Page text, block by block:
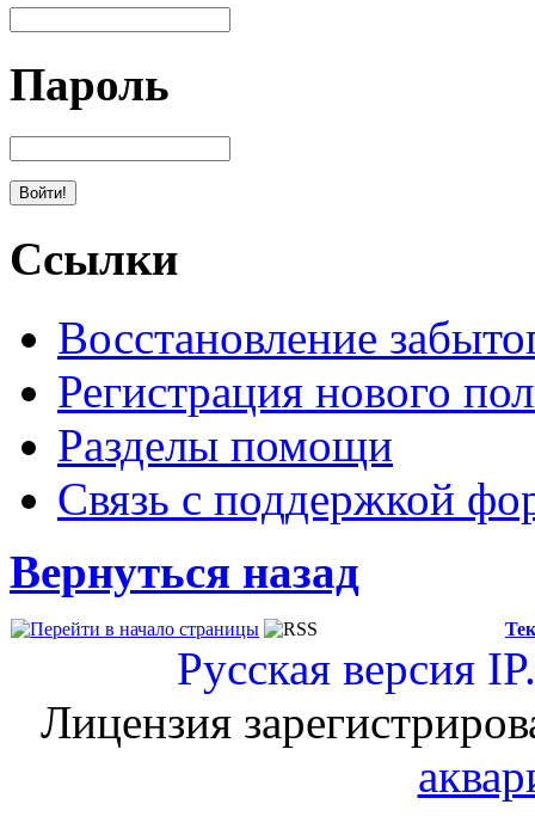
Пароль
Ссылки
Восстановление
Регистрация нового
Разделы помощи
Связь с поддержкой
Вернуться назад
Русская версия
Лицензия